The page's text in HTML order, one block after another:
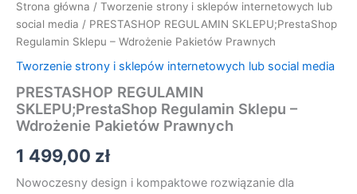
Strona główna / Tworzenie strony i sklepów internetowych lub
social media / PRESTASHOP REGULAMIN SKLEPU;PrestaShop
Regulamin Sklepu – Wdrożenie Pakietów Prawnych
Tworzenie strony i sklepów internetowych lub social media
PRESTASHOP REGULAMIN
SKLEPU;PrestaShop Regulamin Sklepu –
Wdrożenie Pakietów Prawnych
1 499,00 zł
Nowoczesny design i kompaktowe rozwiązanie dla